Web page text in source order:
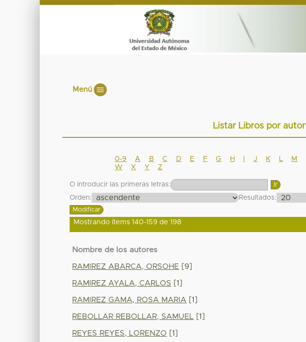
Menú
Listar Libros por autor
0-9 A B C D E F G H J K M
W
X Y Z
O introducir las primeras letras:
Orden:
Resultados:
Mostrando ítems 140-159 de 198
Nombre de los autores
RAMIREZ ABARCA, ORSOHE [9]
RAMIREZ AYALA, CARLOS [1]
RAMIREZ GAMA, ROSA MARIA [1]
REBOLLAR REBOLLAR, SAMUEL [1]
REYES REYES, LORENZO [1]